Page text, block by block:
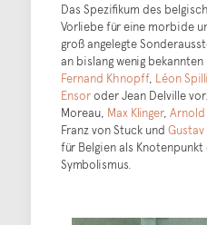
Das Spezifikum des
Vorliebe für eine morbide
groß angelegte
an bislang wenig
Fernand Khnopff, Léon
Ensoroder Jean Delville
Moreau, Max Klinger, Arnold
Franz von Stuck und Gustav
für Belgien als
Symbolismus.